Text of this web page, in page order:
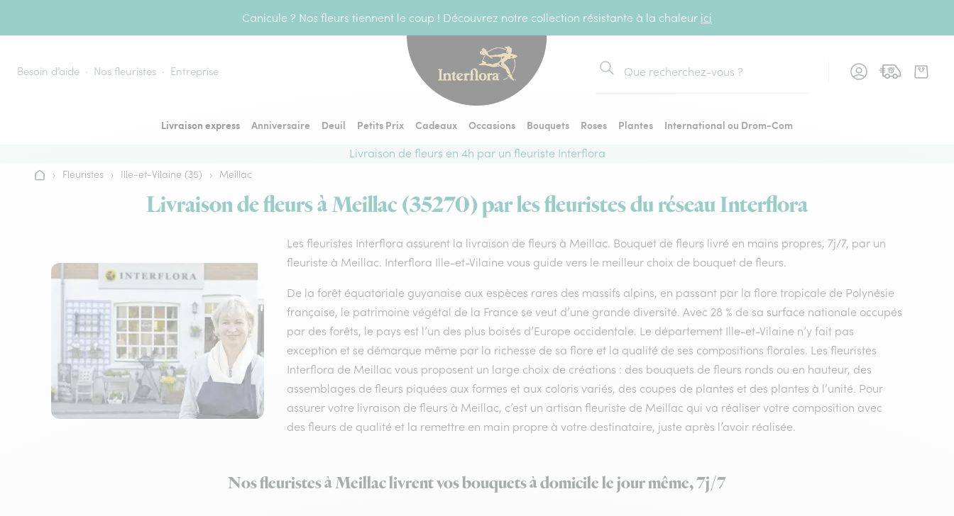
Canicule ? Nos fleurs tiennent le coup ! Découvrez notre collection résistante à la chaleur ici
Besoin d’aide Nos fleuristes Entreprise
Rechercher
Livraison express Anniversaire Deuil Petits Prix Cadeaux Occasions Bouquets Roses Plantes
International ou Drom-Com
Livraison de fleurs en 4h par un fleuriste Interflora
Accueil
› Fleuristes › Ille-et-Vilaine (35) › Meillac
Livraison de fleurs à Meillac (35270) par les fleuristes du réseau Interflora
Les fleuristes Interflora assurent la livraison de fleurs à Meillac. Bouquet de fleurs livré en mains propres, 7j/7, par un
fleuriste à Meillac. Interflora Ille-et-Vilaine vous guide vers le meilleur choix de bouquet de fleurs.
De la forêt équatoriale guyanaise aux espèces rares des massifs alpins, en passant par la flore tropicale de Polynésie
française, le patrimoine végétal de la France se veut d’une grande diversité. Avec 28 % de sa surface nationale occupés
par des forêts, le pays est l’un des plus boisés d’Europe occidentale. Le département Ille-et-Vilaine n’y fait pas
exception et se démarque même par la richesse de sa flore et la qualité de ses compositions florales. Les fleuristes
Interflora de Meillac vous proposent un large choix de créations : des bouquets de fleurs ronds ou en hauteur, des
assemblages de fleurs piquées aux formes et aux coloris variés, des coupes de plantes et des plantes à l’unité. Pour
assurer votre livraison de fleurs à Meillac, c’est un artisan fleuriste de Meillac qui va réaliser votre composition avec
des fleurs de qualité et la remettre en main propre à votre destinataire, juste après l’avoir réalisée.
Nos fleuristes à Meillac livrent vos bouquets à domicile le jour même, 7j/7